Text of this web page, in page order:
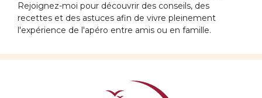
Rejoignez-moi pour découvrir des conseils, des
recettes et des astuces afin de vivre pleinement
l'expérience de l'apéro entre amis ou en famille.